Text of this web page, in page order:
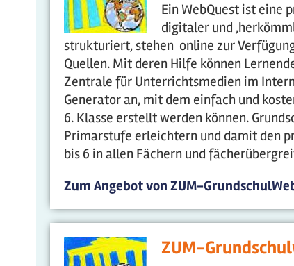
Ein WebQuest ist
digitaler und
strukturiert, stehen online zur
Quellen. Mit deren Hilfe können
Zentrale für Unterrichtsmedien im
Generator an, mit dem einfach und
6. Klasse erstellt werden können.
Primarstufe erleichtern und damit den
bis 6 in allen Fächern und
Zum Angebot von ZUM-
ZUM-